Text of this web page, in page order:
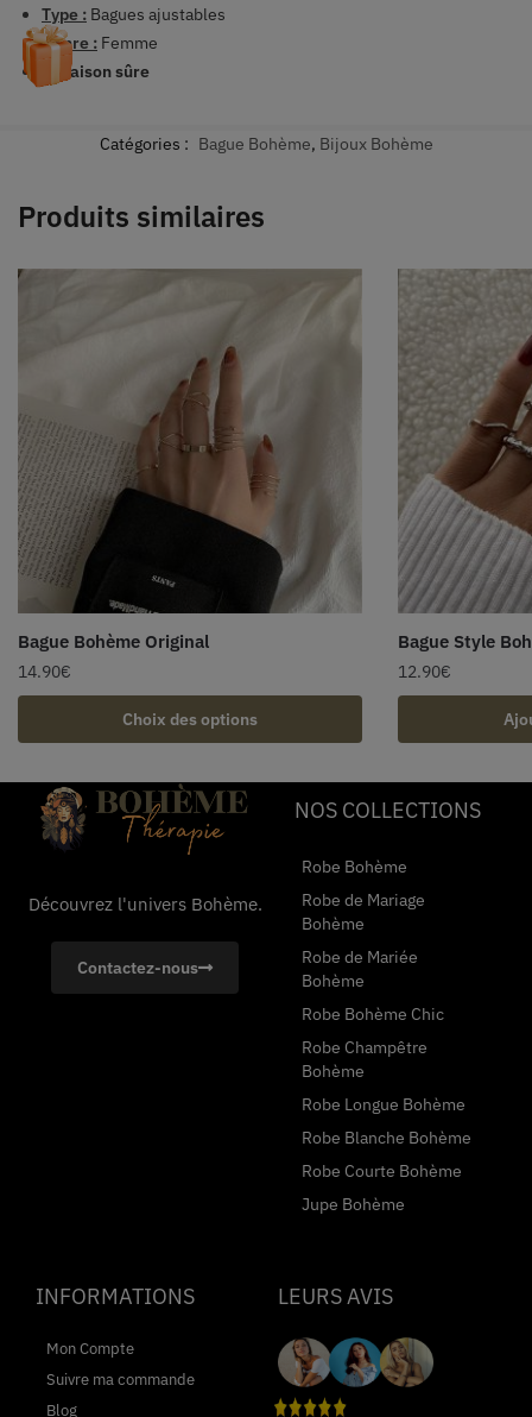
Type : Bagues ajustables
Genre : Femme
Livraison sûre
Catégories : Bague Bohème, Bijoux Bohème
Produits similaires
Bague Bohème Original
14.90€
Choix des options
Bague Style
12.90€
Découvrez l'univers Bohème.
Contactez-nous
NOS COLLECTIONS
Robe Bohème
Robe de Mariage
Bohème
Robe de Mariée
Bohème
Robe Bohème Chic
Robe Champêtre
Bohème
Robe Longue Bohème
Robe Blanche Bohème
Robe Courte Bohème
Jupe Bohème
INFORMATIONS
Mon Compte
Suivre ma commande
Blog
LEURS AVIS